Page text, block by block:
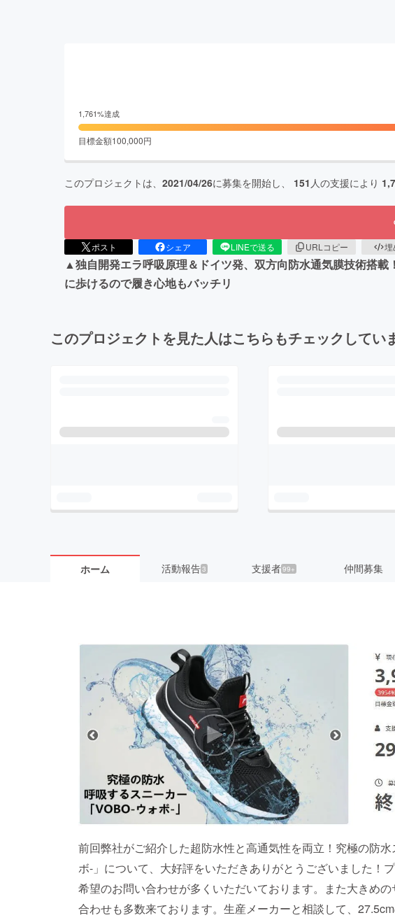
1,761%達成
目標金額100,000円
このプロジェクトは、 2021/04/26に募集を開始し、 151 人の支援により
ポスト シェア LINEで送る URLコピー 埋
▲独自開発エラ呼吸原理＆ドイツ発、双方向防水通気膜技術搭
に歩けるので履き心地もバッチリ
このプロジェクトを見た人はこちらもチェックしてい
ホーム 活動報告3 支援者99+ 仲間募集
前回弊社がご紹介した超防水性と高通気性を両立！究極の防
ボ-」について、大好評をいただきありがとうございました！
希望のお問い合わせが多くいただいております。また大きめ
合わせも多数来ております。生産メーカーと相談して、